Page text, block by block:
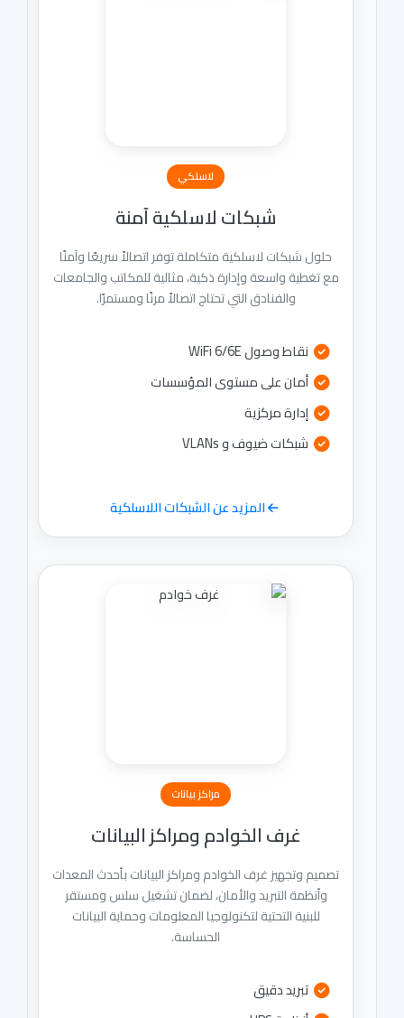
شبكات لاسلكية آمنة
حلول شبكات لاسلكية متكاملة توفر اتصالاً سريعًا وآمنًا
مع تغطية واسعة وإدارة ذكية، مثالية للمكاتب والجامعات
والفنادق التي تحتاج اتصالاً مرنًا ومستمرًا.
نقاط وصول WiFi 6/6E
أمان على مستوى المؤسسات
إدارة مركزية
شبكات ضيوف و VLANs
المزيد عن الشبكات اللاسلكية
غرف الخوادم ومراكز البيانات
تصميم وتجهيز غرف الخوادم ومراكز البيانات بأحدث المعدات
وأنظمة التبريد والأمان، لضمان تشغيل سلس ومستقر
للبنية التحتية لتكنولوجيا المعلومات وحماية البيانات
تبريد دقيق